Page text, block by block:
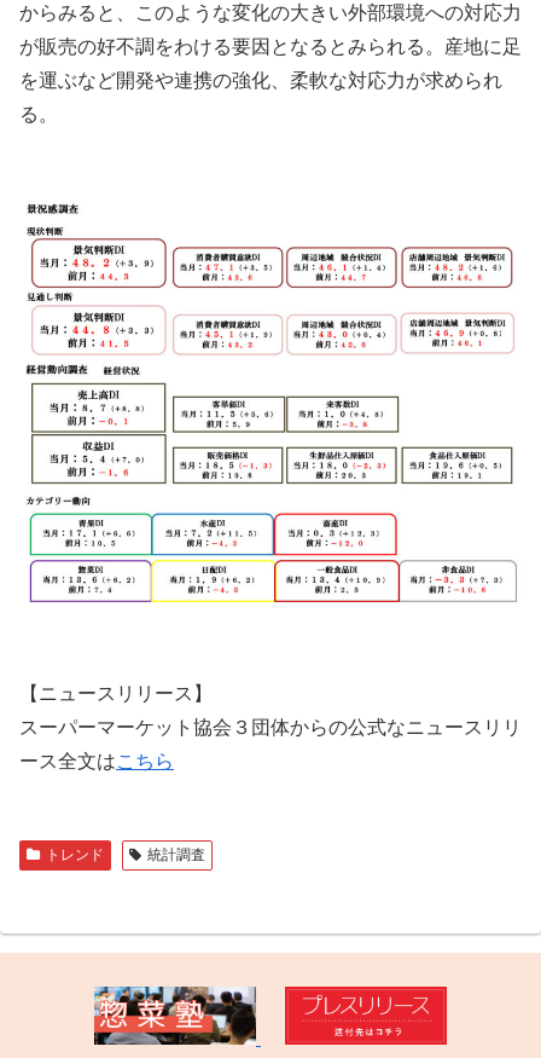
からみると、このような変化の大きい外部環境への対応力
が販売の好不調をわける要因となるとみられる。産地に足
を運ぶなど開発や連携の強化、柔軟な対応力が求められ
る。
【ニュースリリース】
スーパーマーケット協会３団体からの公式なニュースリリ
ース全文はこちら
トレンド 統計調査